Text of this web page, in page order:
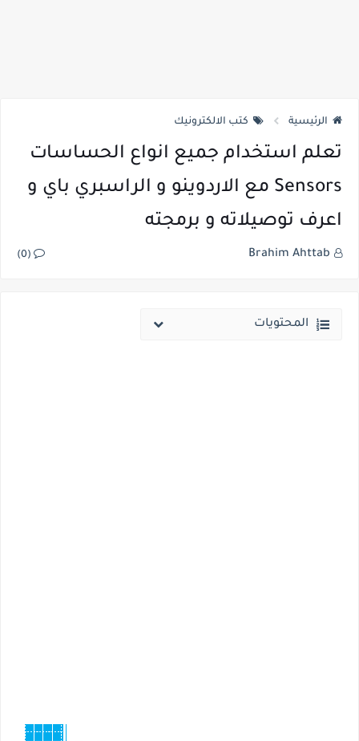
الرئيسية كتب الالكترونيك
تعلم استخدام جميع انواع الحساسات
Sensors مع الاردوينو و الراسبري باي و
اعرف توصيلاته و برمجته
Brahim Ahttab
(0)
المحتويات